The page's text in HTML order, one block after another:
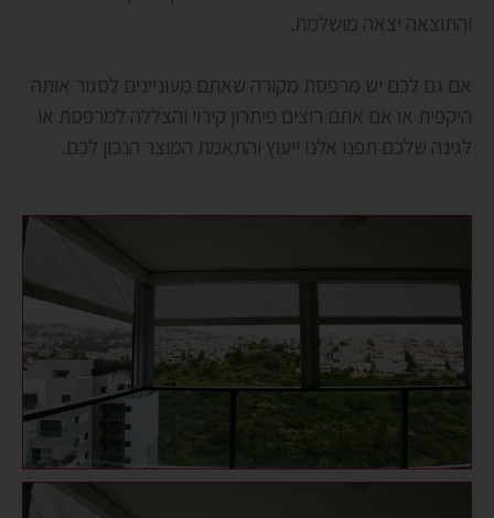
והתוצאה יצאה מושלמת.
אם גם לכם יש מרפסת מקורה שאתם מעוניינים לסגור אותה
היקפית או אם אתם רוצים פיתרון קירוי והצללה למרפסת או
לגינה שלכם תפנו אלנו ייעוץ והתאמת המוצר הנכון לכם.